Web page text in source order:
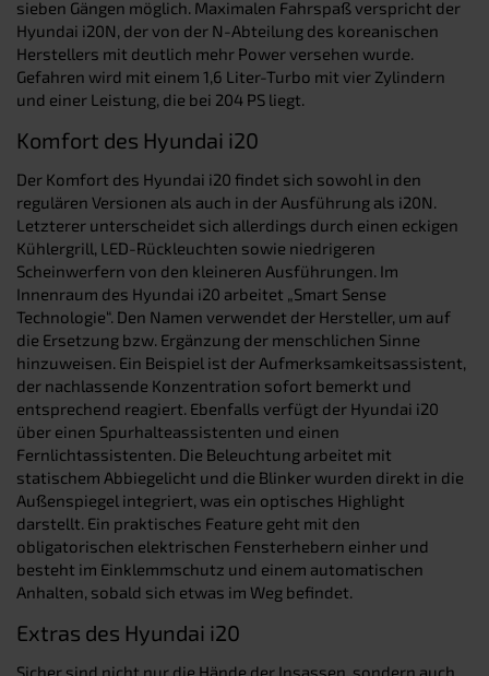
sieben Gängen möglich. Maximalen Fahrspaß verspricht der
Hyundai i20N, der von der N-Abteilung des koreanischen
Herstellers mit deutlich mehr Power versehen wurde.
Gefahren wird mit einem 1,6 Liter-Turbo mit vier Zylindern
und einer Leistung, die bei 204 PS liegt.
Komfort des Hyundai i20
Der Komfort des Hyundai i20 findet sich sowohl in den
regulären Versionen als auch in der Ausführung als i20N.
Letzterer unterscheidet sich allerdings durch einen eckigen
Kühlergrill, LED-Rückleuchten sowie niedrigeren
Scheinwerfern von den kleineren Ausführungen. Im
Innenraum des Hyundai i20 arbeitet „Smart Sense
Technologie“. Den Namen verwendet der Hersteller, um auf
die Ersetzung bzw. Ergänzung der menschlichen Sinne
hinzuweisen. Ein Beispiel ist der Aufmerksamkeitsassistent,
der nachlassende Konzentration sofort bemerkt und
entsprechend reagiert. Ebenfalls verfügt der Hyundai i20
über einen Spurhalteassistenten und einen
Fernlichtassistenten. Die Beleuchtung arbeitet mit
statischem Abbiegelicht und die Blinker wurden direkt in die
Außenspiegel integriert, was ein optisches Highlight
darstellt. Ein praktisches Feature geht mit den
obligatorischen elektrischen Fensterhebern einher und
besteht im Einklemmschutz und einem automatischen
Anhalten, sobald sich etwas im Weg befindet.
Extras des Hyundai i20
Sicher sind nicht nur die Hände der Insassen, sondern auch